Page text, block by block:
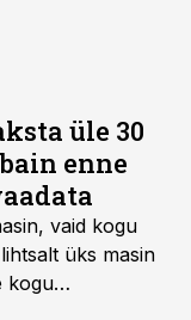
üle 30
enne
vaid kogu
üks masin
kogu